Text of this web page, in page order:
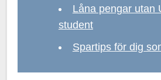
Låna pengar utan
student
Spartips för dig